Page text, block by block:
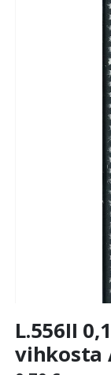
to
the
beginning
L.556II
vihkosta